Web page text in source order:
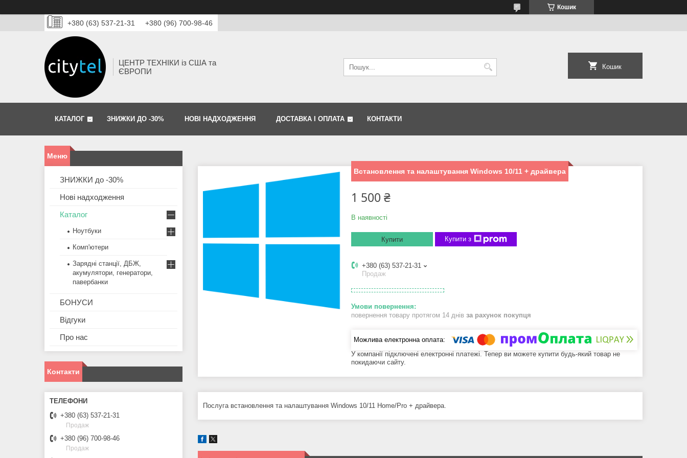
Кошик
+380 (63) 537-21-31 +380 (96) 700-98-46
ЦЕНТР ТЕХНІКИ із США та
ЄВРОПИ
Кошик
КАТАЛОГ ЗНИЖКИ ДО -30% НОВІ НАДХОДЖЕННЯ ДОСТАВКА І ОПЛАТА КОНТАКТИ
Встановлення та налаштування Windows 10/11 + драйвера
1 500 ₴
В наявності
Купити Купити з
+380 (63) 537-21-31
Продаж
повернення товару протягом 14 днів за рахунок покупця
У компанії підключені електронні платежі. Тепер ви можете купити будь-який товар не
покидаючи сайту.
Послуга встановлення та налаштування Windows 10/11 Home/Pro + драйвера.
ЗНИЖКИ до -30%
Нові надходження
Каталог
Ноутбуки
Комп'ютери
Зарядні станції, ДБЖ,
акумулятори, генератори,
павербанки
БОНУСИ
Відгуки
Про нас
Контакти
+380 (63) 537-21-31
Продаж
+380 (96) 700-98-46
Продаж